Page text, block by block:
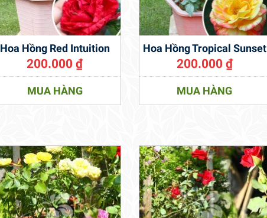
Hoa Hồng Red Intuition
200.000₫
MUA HÀNG
Hoa Hồng Tropical Sunset
200.000 ₫
MUA HÀNG